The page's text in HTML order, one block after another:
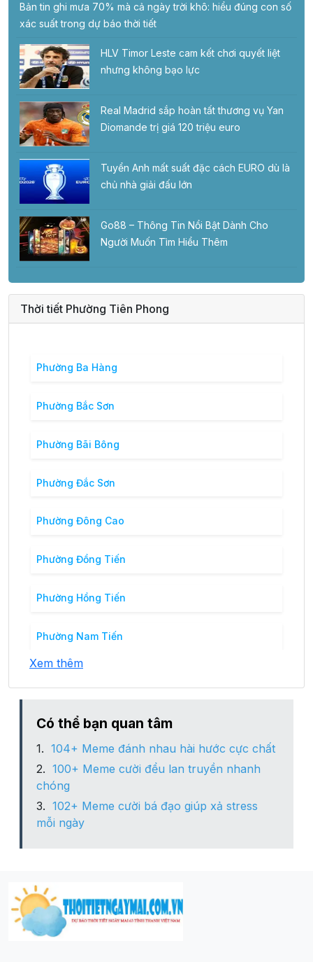
Bản tin ghi mưa 70% mà cả ngày trời khô: hiểu đúng con số
xác suất trong dự báo thời tiết
HLV Timor Leste cam kết chơi quyết liệt
nhưng không bạo lực
Real Madrid sắp hoàn tất thương vụ Yan
Diomande trị giá 120 triệu euro
Tuyển Anh mất suất đặc cách EURO dù là
chủ nhà giải đấu lớn
Go88 – Thông Tin Nổi Bật Dành Cho
Người Muốn Tìm Hiểu Thêm
Thời tiết Phường Tiên Phong
Phường Ba Hàng
Phường Bắc Sơn
Phường Bãi Bông
Phường Đắc Sơn
Phường Đông Cao
Phường Đồng Tiến
Phường Hồng Tiến
Phường Nam Tiến
Phường Thuận Thành
Phường Trung Thành
Xã Minh Đức
Xã Phúc Thuận
Xem thêm
Có thể bạn quan tâm
104+ Meme đánh nhau hài hước cực chất
100+ Meme cười đểu lan truyền nhanh
chóng
102+ Meme cười bá đạo giúp xả stress
mỗi ngày